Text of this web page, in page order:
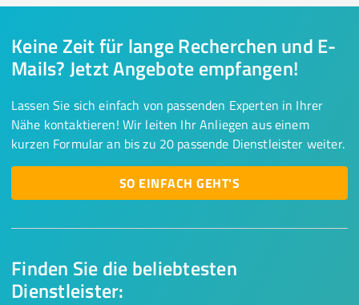
Finden Sie die beliebtesten
Dienstleister:
Keine Zeit für lange Recherchen und E-
Mails? Jetzt Angebote empfangen!
Lassen Sie sich einfach von passenden Experten in Ihrer
Nähe kontaktieren! Wir leiten Ihr Anliegen aus einem
kurzen Formular an bis zu 20 passende Dienstleister weiter.
SO EINFACH GEHT'S